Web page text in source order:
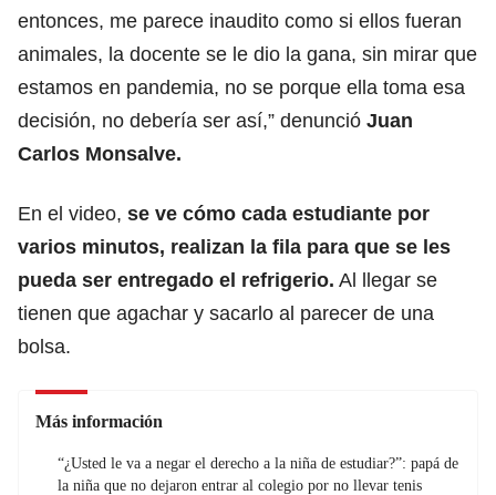
entonces, me parece inaudito como si ellos fueran
animales, la docente se le dio la gana, sin mirar que
estamos en pandemia, no se porque ella toma esa
decisión, no debería ser así,” denunció Juan
Carlos Monsalve.
En el video, se ve cómo cada estudiante por
varios minutos, realizan la fila para que se les
pueda ser entregado el refrigerio. Al llegar se
tienen que agachar y sacarlo al parecer de una
bolsa.
Más información
“¿Usted le va a negar el derecho a la niña de estudiar?”: papá de
la niña que no dejaron entrar al colegio por no llevar tenis